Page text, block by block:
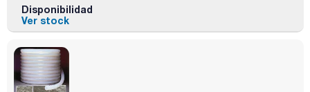
Disponibilidad
Ver stock